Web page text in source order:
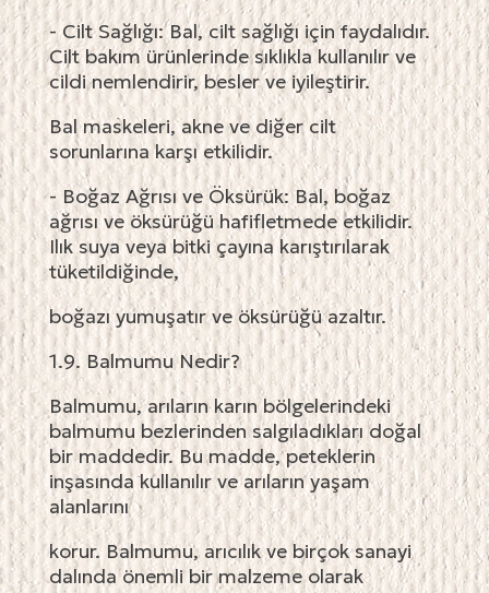
- Cilt Sağlığı: Bal, cilt sağlığı için faydalıdır.
Cilt bakım ürünlerinde sıklıkla kullanılır ve
cildi nemlendirir, besler ve iyileştirir.
Bal maskeleri, akne ve diğer cilt
sorunlarına karşı etkilidir.
- Boğaz Ağrısı ve Öksürük: Bal, boğaz
ağrısı ve öksürüğü hafifletmede etkilidir.
Ilık suya veya bitki çayına karıştırılarak
tüketildiğinde,
boğazı yumuşatır ve öksürüğü azaltır.
1.9. Balmumu Nedir?
Balmumu, arıların karın bölgelerindeki
balmumu bezlerinden salgıladıkları doğal
bir maddedir. Bu madde, peteklerin
inşasında kullanılır ve arıların yaşam
alanlarını
korur. Balmumu, arıcılık ve birçok sanayi
dalında önemli bir malzeme olarak